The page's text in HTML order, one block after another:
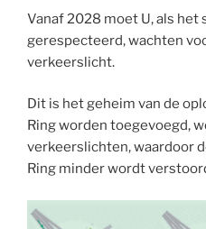
Vanaf 2028 moet U, als het
gerespecteerd, wachten
verkeerslicht.
Dit is het geheim van de
Ring worden toegevoegd,
verkeerslichten, waardoor
Ring minder wordt